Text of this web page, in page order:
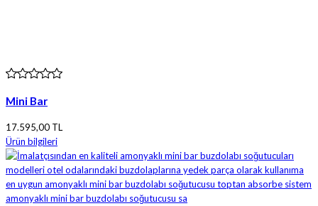
Mini Bar
17.595,00 TL
Ürün bilgileri